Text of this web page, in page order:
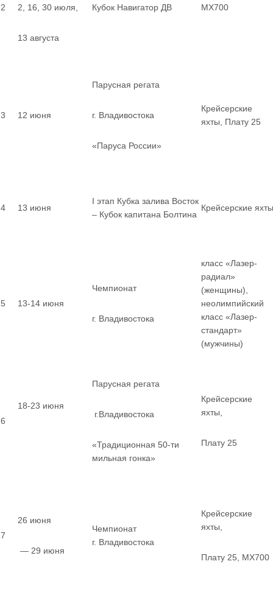
2 2, 16, 30 июля,
13 августа
Кубок Навигатор ДВ MX700
3 12 июня
Парусная регата
г. Владивостока
«Паруса России»
Крейсерские
яхты, Плату 25
4 13 июня
I этап Кубка залива Восток
– Кубок капитана Болтина
Крейсерские яхты
5 13-14 июня
Чемпионат
г. Владивостока
класс «Лазер-
радиал»
(женщины),
неолимпийский
класс «Лазер-
стандарт»
(мужчины)
6
18-23 июня
Парусная регата
г.Владивостока
«Традиционная 50-ти
мильная гонка»
Крейсерские
яхты,
Плату 25
7
26 июня
— 29 июня
Чемпионат
г. Владивостока
Крейсерские
яхты,
Плату 25, MX700